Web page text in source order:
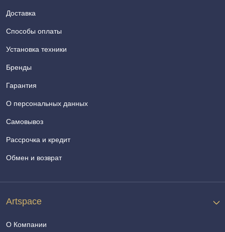
Доставка
Способы оплаты
Установка техники
Бренды
Гарантия
О персональных данных
Самовывоз
Рассрочка и кредит
Обмен и возврат
Artspace
О Компании